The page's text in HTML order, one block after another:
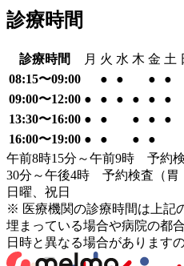
診療時間
診療時間 月 火 水 木 金 土
08:15〜09:00
● ● ●
●
09:00〜12:00 ● ● ● ● ●
●
13:30〜16:00 ● ● ● ●
●
16:00〜19:00 ● ● ●
●
午前8時15分～午前9時 予約
30分～午後4時 予約検査（胃
日曜、祝日
※ 医療機関の診療時間は上記
埋まっている場合や病院の都
日時と異なる場合があります